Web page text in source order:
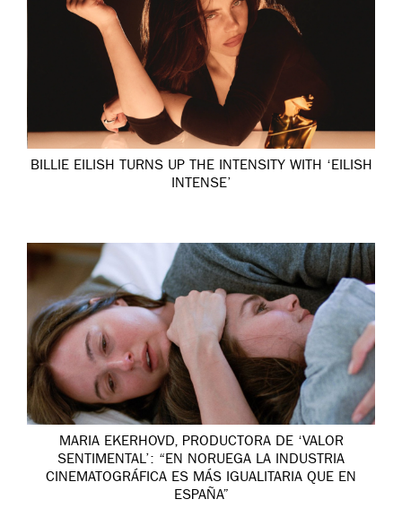
BILLIE EILISH TURNS UP THE INTENSITY WITH ‘EILISH
INTENSE’
MARIA EKERHOVD, PRODUCTORA DE ‘VALOR
SENTIMENTAL’: “EN NORUEGA LA INDUSTRIA
CINEMATOGRÁFICA ES MÁS IGUALITARIA QUE EN
ESPAÑA”